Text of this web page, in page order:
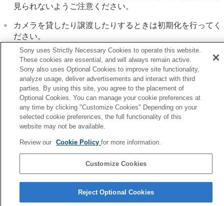
Bluetooth設定
有線LAN（USB LAN）
機内モード
機器名称変更
ルート証明書の読み込み
アクセス認証設定
アクセス認証情報
Wi-Fi Direct設定
ネットワーク設定リセット
FTP転送機能
ファインダー/モニターの設定
外部出力設定
一般設定
スマートフォンでできること
パソコンでできること
見られないようご注意ください。
カメラを貸したり譲渡したりするときは初期化を行ってく
ださい。
関連項目
アクセス認証設定
セス認証設定
TP1002156799
言語選択ページへ
5-069-971-01(4)
Sony uses Strictly Necessary Cookies to operate this website.
These cookies are essential, and will always remain active.
Sony also uses Optional Cookies to improve site functionality,
analyze usage, deliver advertisements and interact with third
parties. By using this site, you agree to the placement of
Optional Cookies. You can manage your cookie preferences at
any time by clicking "Customize Cookies" Depending on your
selected cookie preferences, the full functionality of this
website may not be available.
Review our Cookie Policyfor more information.
Customize Cookies
Reject Optional Cookies